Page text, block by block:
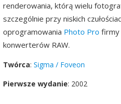
renderowania, którą wielu
szczególnie przy niskich
oprogramowania Photo Pro firmy
konwerterów RAW.
Twórca: Sigma / Foveon
Pierwsze wydanie: 2002